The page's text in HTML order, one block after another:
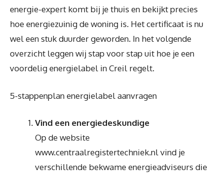
energie-expert komt bij je thuis en bekijkt precies
hoe energiezuinig de woning is. Het certificaat is nu
wel een stuk duurder geworden. In het volgende
overzicht leggen wij stap voor stap uit hoe je een
voordelig energielabel in Creil regelt.
5-stappenplan energielabel aanvragen
Vind een energiedeskundige
Op de website
www.centraalregistertechniek.nl vind je
verschillende bekwame energieadviseurs die